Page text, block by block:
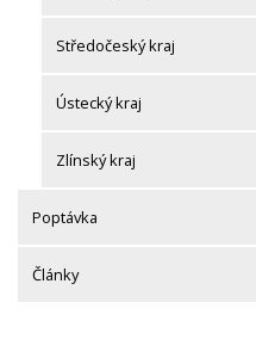
Středočeský kraj
Ústecký kraj
Zlínský kraj
Poptávka
Články